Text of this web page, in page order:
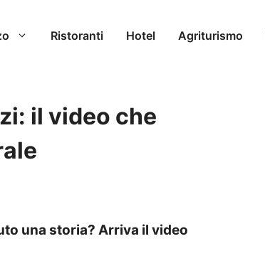
Ristoranti Hotel Agriturismo
il video che
una storia? Arriva il video